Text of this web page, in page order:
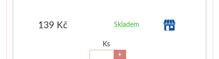
139 Kč Skladem
Ks
+